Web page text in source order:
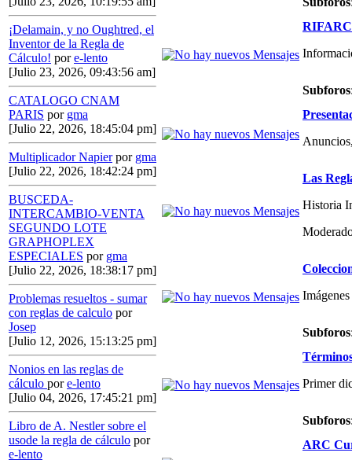
¡Delamain, y no Oughtred, el
Inventor de la Regla de
Cálculo! pore-lento
[Julio 23, 2026, 09:43:56 am]
CATALOGO CNAM
PARIS por gma
[Julio 22, 2026, 18:45:04 pm]
Multiplicador Napier por gma
[Julio 22, 2026, 18:42:24 pm]
BUSCEDA-
INTERCAMBIO-VENTA
SEGUNDO LOTE
GRAPHOPLEX
ESPECIALES por gma
[Julio 22, 2026, 18:38:17 pm]
Problemas resueltos - sumar
con reglas de calculo por
Josep
[Julio 12, 2026, 15:13:25 pm]
Nonios en las reglas de
cálculo pore-lento
[Julio 04, 2026, 17:45:21 pm]
Libro de A. Nestler sobre el
usode la regla de cálculo por
e-lento
Subforos
Las
Historia
Subforos
Primer
Subforos
ARC